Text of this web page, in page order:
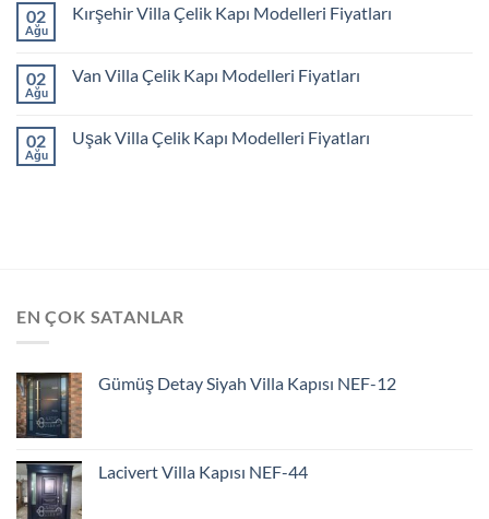
02
Ağu
Kırşehir Villa Çelik Kapı Modelleri Fiyatları
02
Ağu
Van Villa Çelik Kapı Modelleri Fiyatları
02
Ağu
Uşak Villa Çelik Kapı Modelleri Fiyatları
EN ÇOK SATANLAR
Gümüş Detay Siyah Villa Kapısı NEF-12
Lacivert Villa Kapısı NEF-44